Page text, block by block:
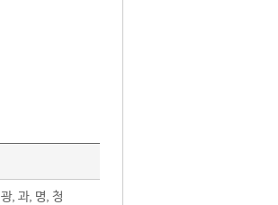
, 과, 명, 청